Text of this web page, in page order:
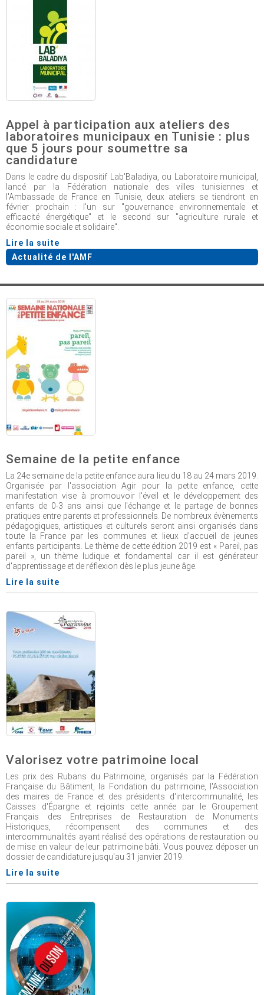
Appel à participation aux ateliers des
laboratoires municipaux en Tunisie : plus
que 5 jours pour soumettre sa
candidature
Dans le cadre du dispositif Lab'Baladiya, ou Laboratoire municipal,
lancé par la Fédération nationale des villes tunisiennes et
l'Ambassade de France en Tunisie, deux ateliers se tiendront en
février prochain : l'un sur "gouvernance environnementale et
efficacité énergétique" et le second sur "agriculture rurale et
économie sociale et solidaire".
Lire la suite
Actualité de l'AMF
Semaine de la petite enfance
La 24e semaine de la petite enfance aura lieu du 18 au 24 mars 2019.
Organisée par l'association Agir pour la petite enfance, cette
manifestation vise à promouvoir l'éveil et le développement des
enfants de 0-3 ans ainsi que l'échange et le partage de bonnes
pratiques entre parents et professionnels. De nombreux évènements
pédagogiques, artistiques et culturels seront ainsi organisés dans
toute la France par les communes et lieux d'accueil de jeunes
enfants participants. Le thème de cette édition 2019 est « Pareil, pas
pareil », un thème ludique et fondamental car il est générateur
d'apprentissage et de réflexion dès le plus jeune âge.
Lire la suite
Valorisez votre patrimoine local
Les prix des Rubans du Patrimoine, organisés par la Fédération
Française du Bâtiment, la Fondation du patrimoine, l'Association
des maires de France et des présidents d'intercommunalité, les
Caisses d'Épargne et rejoints cette année par le Groupement
Français des Entreprises de Restauration de Monuments
Historiques, récompensent des communes et des
intercommunalités ayant réalisé des opérations de restauration ou
de mise en valeur de leur patrimoine bâti. Vous pouvez déposer un
dossier de candidature jusqu'au 31 janvier 2019.
Lire la suite